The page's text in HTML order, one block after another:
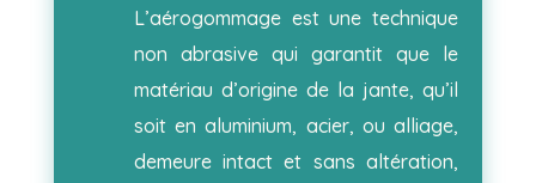
L’aérogommage est une technique
non abrasive qui garantit que le
matériau d’origine de la jante, qu’il
soit en aluminium, acier, ou alliage,
demeure intact et sans altération,